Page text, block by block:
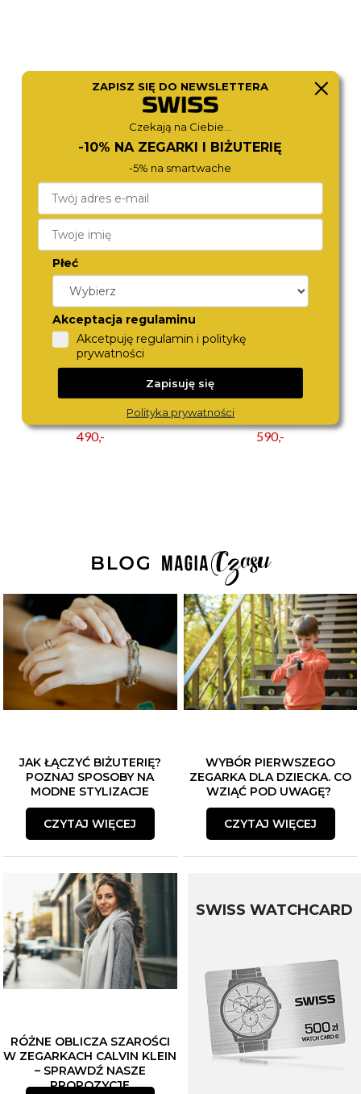
OWGMG-O73
540,-
SMGMG-S06
11022-334
490,-
12131-330
590,-
JAK ŁĄCZYĆ BIŻUTERIĘ?
POZNAJ SPOSOBY NA
MODNE STYLIZACJE
CZYTAJ WIĘCEJ
WYBÓR PIERWSZEGO
ZEGARKA DLA DZIECKA. CO
WZIĄĆ POD UWAGĘ?
CZYTAJ WIĘCEJ
RÓŻNE OBLICZA SZAROŚCI
W ZEGARKACH CALVIN KLEIN
– SPRAWDŹ NASZE
PROPOZYCJE
SWISS WATCHCARD
ZAPISZ SIĘ DO NEWSLETTERA
Czekają na Ciebie...
-10% NA ZEGARKI I BIŻUTERIĘ
-5% na smartwache
Płeć
Akceptacja regulaminu
Akcetpuję regulamin i politykę
prywatności
Zapisuję się
Polityka prywatności